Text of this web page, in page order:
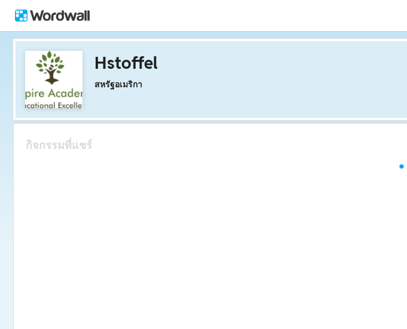
Hstoffel
สหรัฐอเมริกา
กิจกรรมที่แชร์